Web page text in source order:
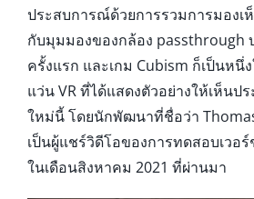
ประสบการณ์ด้วยการรวมการมองเ
กับมุมมองของกล้อง passthrough
ครั้งแรก และเกม Cubism ก็เป็นหนึ่
แว่น VR ที่ได้แสดงตัวอย่างให้เห็น
ใหม่นี้ โดยนักพัฒนาที่ชื่อว่า
เป็นผู้แชร์วิดีโอของการทดสอบเวอ
ในเดือนสิงหาคม 2021 ที่ผ่านมา